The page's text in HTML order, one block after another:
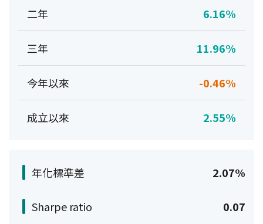
二年 6.16%
三年 11.96%
今年以來 -0.46%
成立以來 2.55%
年化標準差 2.07%
Sharpe ratio 0.07